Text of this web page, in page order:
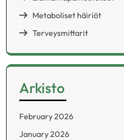
Metaboliset häiriöt
Terveysmittarit
Arkisto
February 2026
January 2026